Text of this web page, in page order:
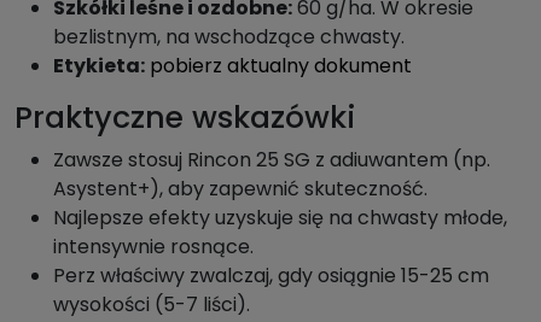
Szkółki leśne i ozdobne:60 g/ha. W okresie
bezlistnym, na wschodzące chwasty.
Etykieta: pobierz aktualny dokument
Praktyczne wskazówki
Zawsze stosuj Rincon 25 SG z adiuwantem (np.
Asystent+), aby zapewnić skuteczność.
Najlepsze efekty uzyskuje się na chwasty młode,
intensywnie rosnące.
Perz właściwy zwalczaj, gdy osiągnie 15-25 cm
wysokości (5-7 liści).